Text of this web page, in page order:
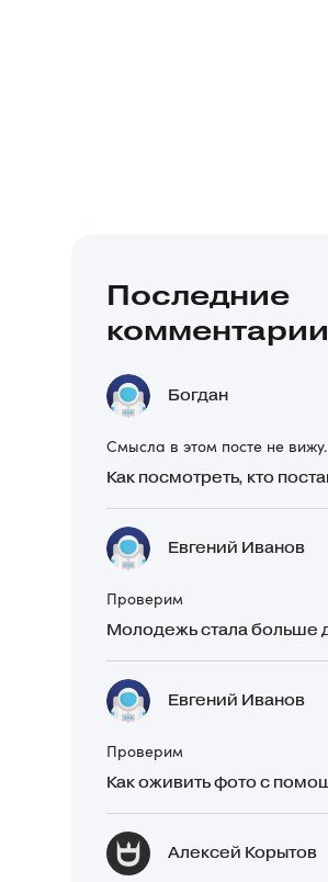
Последние
комментарии
Богдан
Смысла в этом посте не вижу.
Евгений Иванов
Проверим
Евгений Иванов
Проверим
Алексей Корытов